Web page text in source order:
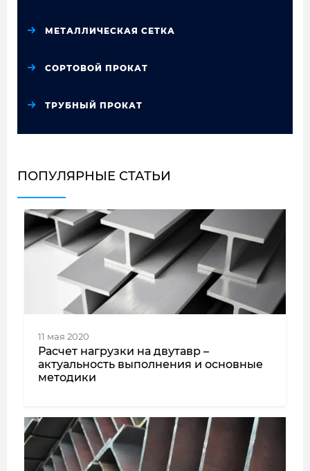
МЕТАЛЛИЧЕСКАЯ СЕТКА
СОРТОВОЙ ПРОКАТ
ТРУБНЫЙ ПРОКАТ
ПОПУЛЯРНЫЕ СТАТЬИ
11 мая 2020
Расчет нагрузки на двутавр –
актуальность выполнения и основные
методики